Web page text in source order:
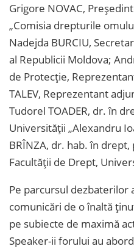
Grigore NOVAC,
„Comisia drepturile
Nadejda BURCIU,
al Republicii Moldova;
de Protecție,
TALEV, Reprezentant
Tudorel TOADER, dr. în
Universității „Alexandru
BRÎNZA, dr. hab. în
Facultății de Drept,
Pe parcursul dezbaterilor
comunicări de o înaltă
pe subiecte de maximă
Speaker-ii forului au